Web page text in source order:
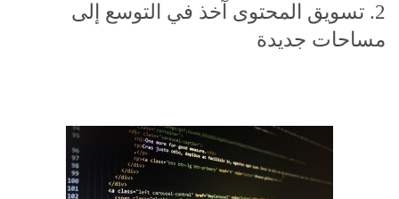
2. تسويق المحتوى آخذ في التوسع إلى
مساحات جديدة